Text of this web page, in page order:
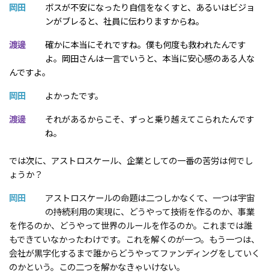
岡田
ボスが不安になったり自信をなくすと、あるいはビジョ
ンがブレると、社員に伝わりますからね。
渡邊
確かに本当にそれですね。僕も何度も救われたんです
よ。岡田さんは一言でいうと、本当に安心感のある人な
んですよ。
岡田
よかったです。
渡邊
それがあるからこそ、ずっと乗り越えてこられたんです
ね。
では次に、アストロスケール、企業としての一番の苦労は何でし
ょうか？
岡田
アストロスケールの命題は二つしかなくて、一つは宇宙
の持続利用の実現に、どうやって技術を作るのか、事業
を作るのか、どうやって世界のルールを作るのか。これまでは誰
もできていなかったわけです。これを解くのが一つ。もう一つは、
会社が黒字化するまで誰からどうやってファンディングをしていく
のかという。この二つを解かなきゃいけない。